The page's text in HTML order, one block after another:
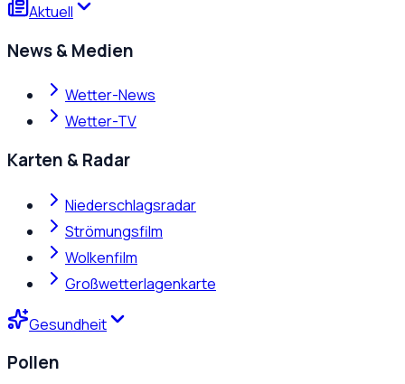
Aktuell
News & Medien
Wetter-News
Wetter-TV
Karten & Radar
Niederschlagsradar
Strömungsfilm
Wolkenfilm
Großwetterlagenkarte
Gesundheit
Pollen